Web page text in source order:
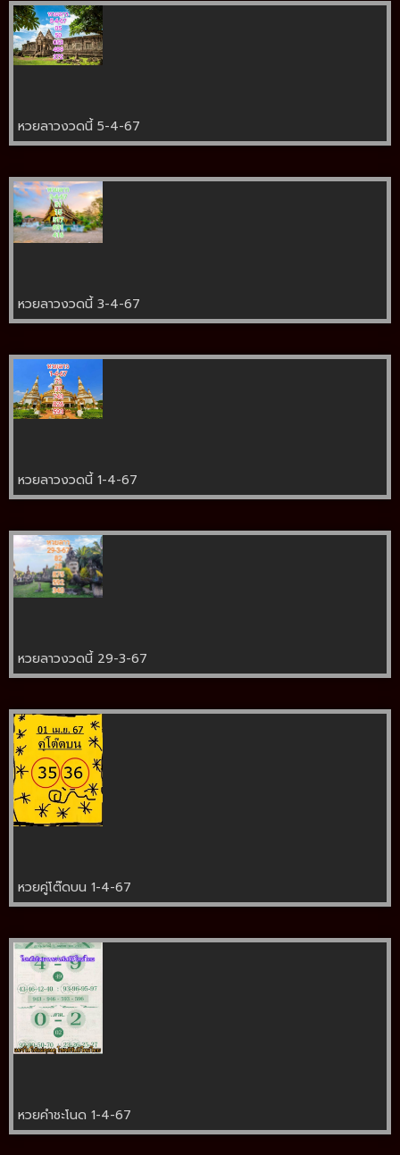
หวยลาวงวดนี้ 5-4-67
หวยลาวงวดนี้ 3-4-67
หวยลาวงวดนี้ 1-4-67
หวยลาวงวดนี้ 29-3-67
หวยคู่โต๊ดบน 1-4-67
หวยคำชะโนด 1-4-67